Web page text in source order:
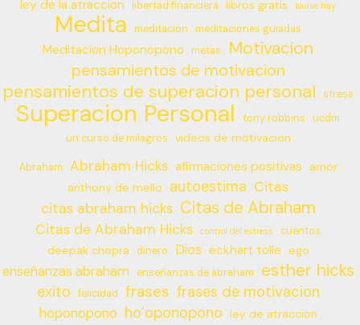
ley de la atraccion libertad financiera libros gratis louise hay
Medita meditacion meditaciones guiadas
Meditacion Hoponopono metas Motivacion
pensamientos de motivacion
pensamientos de superacion personal stress
Superacion Personal tony robbins
ucdm
un curso de milagros
videos de motivacion
Abraham Abraham Hicks afirmaciones positivas
amor
anthony de mello
autoestima Citas
citas abraham hicks Citas de Abraham
Citas de Abraham Hicks control del estress cuentos
deepak chopra dinero Dios eckhart tolle ego
enseñanzas abraham enseñanzas de abraham esther hicks
exito felicidad frases frases de motivacion
hoponopono ho’oponopono ley de atraccion